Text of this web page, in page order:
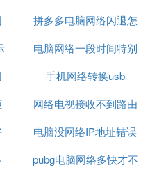
拼多多电脑网络闪退怎
么办
电脑网络一段时间特别
卡
手机网络转换usb
网络电视接收不到路由
器信号
电脑没网络IP地址错误
pubg电脑网络多快才不